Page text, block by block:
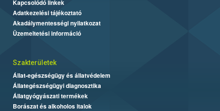
Kapcsolódó linkek
Adatkezelési tájékoztató
Akadálymentességi nyilatkozat
Üzemeltetési információ
Szakterületek
Állat-egészségügy és állatvédelem
Állategészségügyi diagnosztika
Állatgyógyászati termékek
Borászat és alkoholos italok